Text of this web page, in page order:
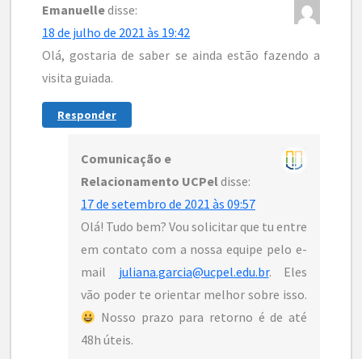
Emanuelledisse:
18 de julho de 2021 às 19:42
Olá, gostaria de saber se ainda estão fazendo a
visita guiada.
Responder
Comunicação e
Relacionamento UCPeldisse:
17 de setembro de 2021 às 09:57
Olá! Tudo bem? Vou solicitar que tu entre
em contato com a nossa equipe pelo e-
mail juliana.garcia@ucpel.edu.br. Eles
vão poder te orientar melhor sobre isso.
Nosso prazo para retorno é de até
48h úteis.